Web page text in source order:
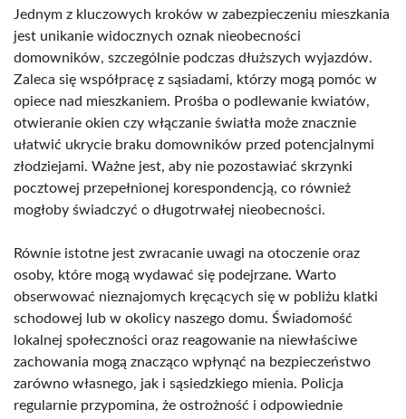
Jednym z kluczowych kroków w zabezpieczeniu mieszkania
jest unikanie widocznych oznak nieobecności
domowników, szczególnie podczas dłuższych wyjazdów.
Zaleca się współpracę z sąsiadami, którzy mogą pomóc w
opiece nad mieszkaniem. Prośba o podlewanie kwiatów,
otwieranie okien czy włączanie światła może znacznie
ułatwić ukrycie braku domowników przed potencjalnymi
złodziejami. Ważne jest, aby nie pozostawiać skrzynki
pocztowej przepełnionej korespondencją, co również
mogłoby świadczyć o długotrwałej nieobecności.
Równie istotne jest zwracanie uwagi na otoczenie oraz
osoby, które mogą wydawać się podejrzane. Warto
obserwować nieznajomych kręcących się w pobliżu klatki
schodowej lub w okolicy naszego domu. Świadomość
lokalnej społeczności oraz reagowanie na niewłaściwe
zachowania mogą znacząco wpłynąć na bezpieczeństwo
zarówno własnego, jak i sąsiedzkiego mienia. Policja
regularnie przypomina, że ostrożność i odpowiednie